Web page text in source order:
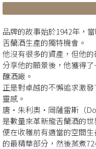
品牌的故事始於1942年，
舌蘭酒生產的獨特機會。
他沒有很多的資產，但他
分享他的願景後，他獲得
釀酒廠。
正是對卓越的不懈追求激
靈感。
唐·朱利奧·岡薩雷斯（
是數量來革新龍舌蘭酒的
便在收穫前有適當的空間
的最精華部分，然後蒸煮72